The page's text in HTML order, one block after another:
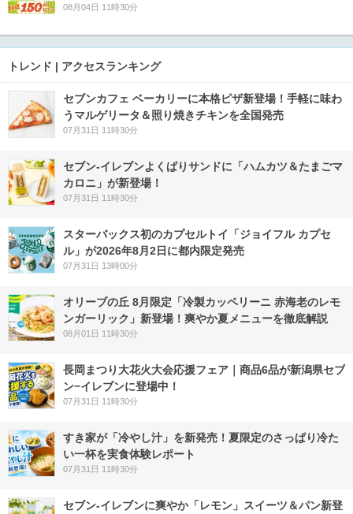
08月04日 11時30分
トレンド | アクセスランキング
セブンカフェ ベーカリーに本格ピザ新登場！手軽に味わ
うマルゲリータ＆照り焼きチキンを全国発売
07月31日 11時30分
セブン‐イレブンよくばりサンドに「ハムカツ＆たまごマ
カロニ」が新登場！
07月31日 11時30分
スターバックス初のカプセルトイ「ジョイフル カプセ
ル」が2026年8月2日に都内限定発売
07月31日 13時00分
オリーブの丘 8月限定「冷製カッペリーニ 赤海老のレモ
ンガーリック」新登場！爽やか夏メニューを徹底解説
08月01日 11時30分
長岡まつり大花火大会応援フェア｜商品6品が新潟県セブ
ン−イレブンに登場中！
07月31日 11時30分
すき家が「冷やし汁」を新発売！夏限定のさっぱり冷た
い一杯を実食体験レポート
07月31日 11時30分
セブン‐イレブンに爽やか「レモン」スイーツ＆パン新登